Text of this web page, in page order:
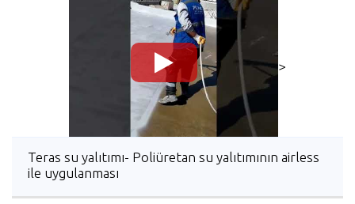
>
Teras su yalıtımı- Poliüretan su yalıtımının airless
ile uygulanması